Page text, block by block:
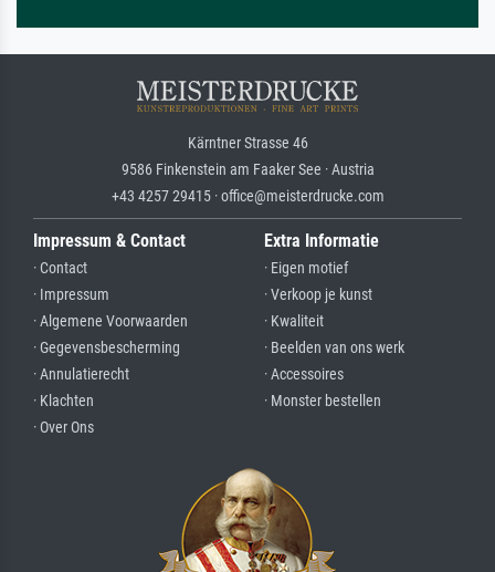
Kärntner Strasse 46
9586 Finkenstein am Faaker See · Austria
+43 4257 29415 · office@meisterdrucke.com
Impressum & Contact
· Contact
· Impressum
· Algemene Voorwaarden
· Gegevensbescherming
· Annulatierecht
· Klachten
· Over Ons
Extra Informatie
· Eigen motief
· Verkoop je kunst
· Kwaliteit
· Beelden van ons werk
· Accessoires
· Monster bestellen